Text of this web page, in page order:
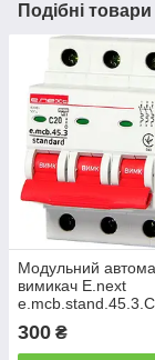
Подібні товари
Модульний
вимикач E.next
300 ₴